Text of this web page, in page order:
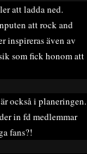
att ladda ned.
att rock and
inspireras även av
som fick honom att
också i planeringen.
in fd medlemmar
fans?!